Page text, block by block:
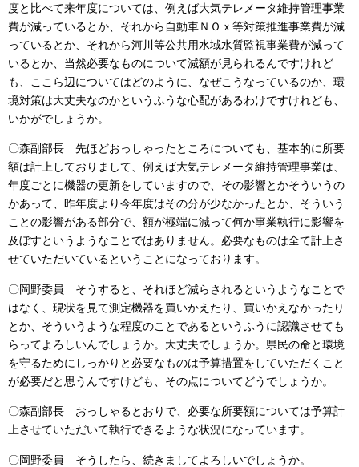
度と比べて来年度については、例えば大気テレメータ維持管理事業
費が減っているとか、それから自動車ＮＯｘ等対策推進事業費が減
っているとか、それから河川等公共用水域水質監視事業費が減って
いるとか、当然必要なものについて減額が見られるんですけれど
も、ここら辺についてはどのように、なぜこうなっているのか、環
境対策は大丈夫なのかというふうな心配があるわけですけれども、
いかがでしょうか。
〇森副部長 先ほどおっしゃったところについても、基本的に所要
額は計上しておりまして、例えば大気テレメータ維持管理事業は、
年度ごとに機器の更新をしていますので、その影響とかそういうの
かあって、昨年度より今年度はその分が少なかったとか、そういう
ことの影響がある部分で、額が極端に減って何か事業執行に影響を
及ぼすというようなことではありません。必要なものは全て計上さ
せていただいているということになっております。
〇岡野委員 そうすると、それほど減らされるというようなことで
はなく、現状を見て測定機器を買いかえたり、買いかえなかったり
とか、そういうような程度のことであるというふうに認識させても
らってよろしいんでしょうか。大丈夫でしょうか。県民の命と環境
を守るためにしっかりと必要なものは予算措置をしていただくこと
が必要だと思うんですけども、その点についてどうでしょうか。
〇森副部長 おっしゃるとおりで、必要な所要額については予算計
上させていただいて執行できるような状況になっています。
〇岡野委員 そうしたら、続きましてよろしいでしょうか。